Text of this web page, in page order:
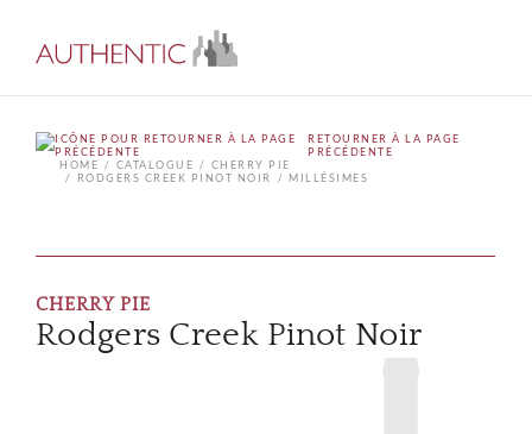
RETOURNER À LA PAGE
PRÉCÉDENTE
HOME
CATALOGUE
CHERRY PIE
RODGERS CREEK PINOT NOIR
MILLÉSIMES
CHERRY PIE
Rodgers Creek Pinot Noir